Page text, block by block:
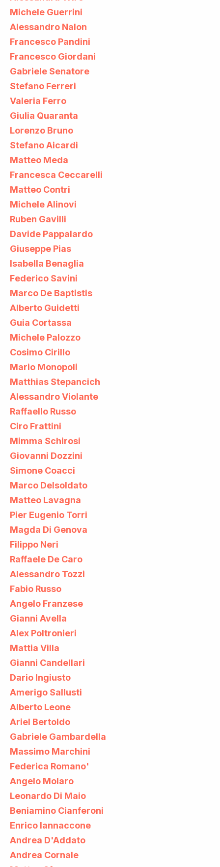
Michele Guerrini
Alessandro Nalon
Francesco Pandini
Francesco Giordani
Gabriele Senatore
Stefano Ferreri
Valeria Ferro
Giulia Quaranta
Lorenzo Bruno
Stefano Aicardi
Matteo Meda
Francesca Ceccarelli
Matteo Contri
Michele Alinovi
Ruben Gavilli
Davide Pappalardo
Giuseppe Pias
Isabella Benaglia
Federico Savini
Marco De Baptistis
Alberto Guidetti
Guia Cortassa
Michele Palozzo
Cosimo Cirillo
Mario Monopoli
Matthias Stepancich
Alessandro Violante
Raffaello Russo
Ciro Frattini
Mimma Schirosi
Giovanni Dozzini
Simone Coacci
Marco Delsoldato
Matteo Lavagna
Pier Eugenio Torri
Magda Di Genova
Filippo Neri
Raffaele De Caro
Alessandro Tozzi
Fabio Russo
Angelo Franzese
Gianni Avella
Alex Poltronieri
Mattia Villa
Gianni Candellari
Dario Ingiusto
Amerigo Sallusti
Alberto Leone
Ariel Bertoldo
Gabriele Gambardella
Massimo Marchini
Federica Romano'
Angelo Molaro
Leonardo Di Maio
Beniamino Cianferoni
Enrico Iannaccone
Andrea D'Addato
Andrea Cornale